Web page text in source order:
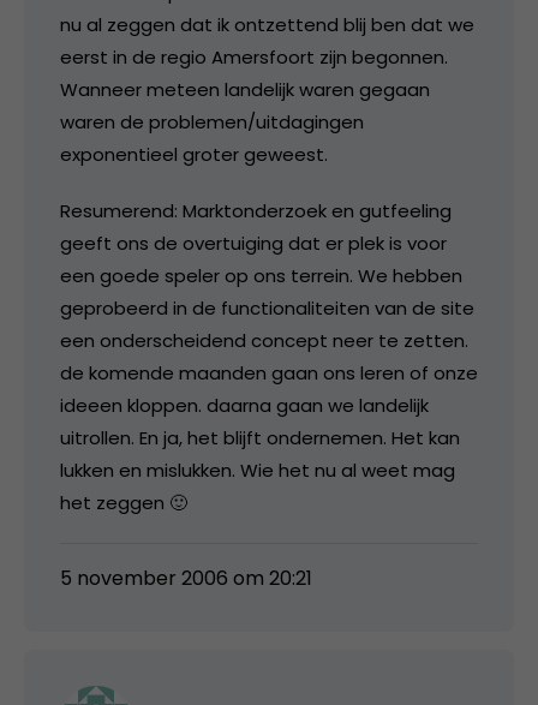
nu al zeggen dat ik ontzettend blij ben dat we
eerst in de regio Amersfoort zijn begonnen.
Wanneer meteen landelijk waren gegaan
waren de problemen/uitdagingen
exponentieel groter geweest.
Resumerend: Marktonderzoek en gutfeeling
geeft ons de overtuiging dat er plek is voor
een goede speler op ons terrein. We hebben
geprobeerd in de functionaliteiten van de site
een onderscheidend concept neer te zetten.
de komende maanden gaan ons leren of onze
ideeen kloppen. daarna gaan we landelijk
uitrollen. En ja, het blijft ondernemen. Het kan
lukken en mislukken. Wie het nu al weet mag
het zeggen 🙂
5 november 2006 om 20:21